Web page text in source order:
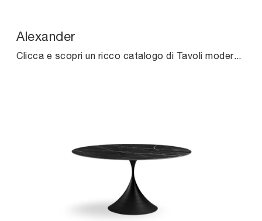
Alexander
Clicca e scopri un ricco catalogo di Tavoli moderni fissi da pranzo! Il modello Alexander di Midj ti sta aspettando.